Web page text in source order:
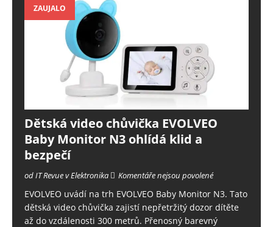
ZAUJALO
Dětská video chůvička EVOLVEO
Baby Monitor N3 ohlídá klid a
bezpečí
od IT Revue v Elektronika Komentáře nejsou povolené
EVOLVEO uvádí na trh EVOLVEO Baby Monitor N3. Tato
dětská video chůvička zajistí nepřetržitý dozor dítěte
až do vzdálenosti 300 metrů. Přenosný barevný